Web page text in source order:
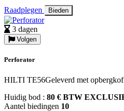
Raadplegen Bieden
3 dagen
Volgen
Perforator
HILTI TE56Geleverd met
Huidig bod : 80 € BTW
Aantel biedingen 10